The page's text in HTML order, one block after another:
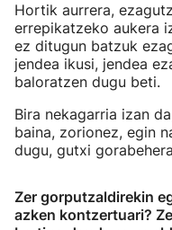
Hortik aurrera,
errepikatzeko aukera
ez ditugun batzuk
jendea ikusi, jendea
baloratzen dugu beti.
Bira nekagarria izan
baina, zorionez, egin
dugu, gutxi
Zer gorputzaldirekin
azken kontzertuari?